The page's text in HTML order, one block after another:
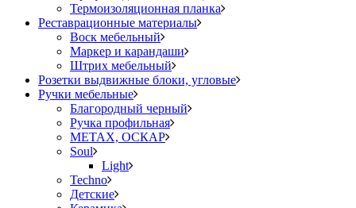
Термоизоляционная планка
Реставрационные материалы
Воск мебельный
Маркер и карандаши
Штрих мебельный
Розетки выдвижные блоки, угловые
Ручки мебельные
Благородный черный
Ручка профильная
METAX, ОСКАР
Soul
Light
Techno
Детские